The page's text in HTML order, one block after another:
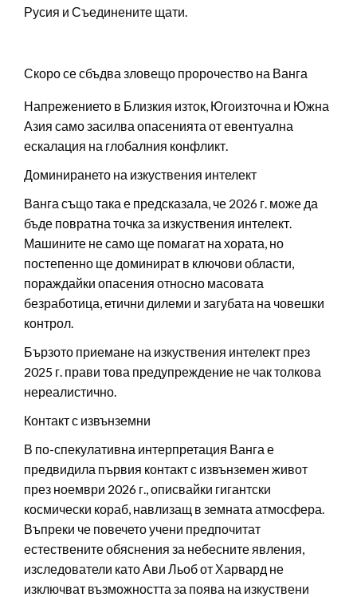
Русия и Съединените щати.
Скоро се сбъдва зловещо пророчество на Ванга
Напрежението в Близкия изток, Югоизточна и Южна
Азия само засилва опасенията от евентуална
ескалация на глобалния конфликт.
Доминирането на изкуствения интелект
Ванга също така е предсказала, че 2026 г. може да
бъде повратна точка за изкуствения интелект.
Машините не само ще помагат на хората, но
постепенно ще доминират в ключови области,
пораждайки опасения относно масовата
безработица, етични дилеми и загубата на човешки
контрол.
Бързото приемане на изкуствения интелект през
2025 г. прави това предупреждение не чак толкова
нереалистично.
Контакт с извънземни
В по-спекулативна интерпретация Ванга е
предвидила първия контакт с извънземен живот
през ноември 2026 г., описвайки гигантски
космически кораб, навлизащ в земната атмосфера.
Въпреки че повечето учени предпочитат
естествените обяснения за небесните явления,
изследователи като Ави Льоб от Харвард не
изключват възможността за поява на изкуствени